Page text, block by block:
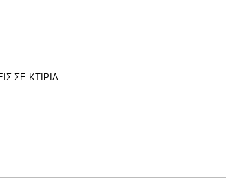
ΣΕ ΚΤΙΡΙΑ